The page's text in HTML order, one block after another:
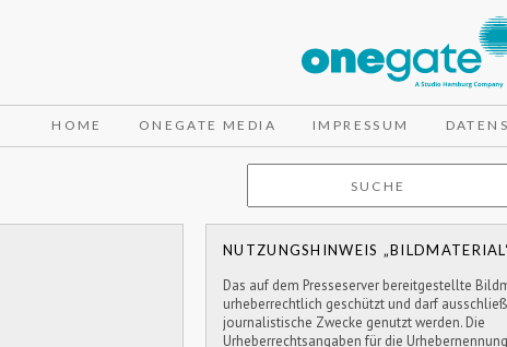
HOME ONEGATE MEDIA IMPRESSUM
NUTZUNGSHINWEIS
Das auf dem Presseserver bereitgestellte
urheberrechtlich geschützt und darf
journalistische Zwecke genutzt werden. Die
Urheberrechtsangaben für die